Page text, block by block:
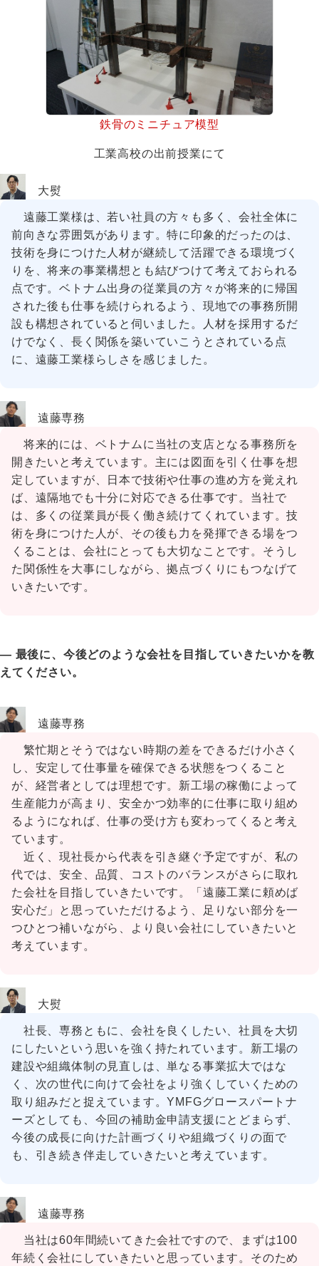
鉄骨のミニチュア模型
工業高校の出前授業にて
大熨
遠藤工業様は、若い社員の方々も多く、会社全体に
前向きな雰囲気があります。特に印象的だったのは、
技術を身につけた人材が継続して活躍できる環境づく
りを、将来の事業構想とも結びつけて考えておられる
点です。ベトナム出身の従業員の方々が将来的に帰国
された後も仕事を続けられるよう、現地での事務所開
設も構想されていると伺いました。人材を採用するだ
けでなく、長く関係を築いていこうとされている点
に、遠藤工業様らしさを感じました。
遠藤専務
将来的には、ベトナムに当社の支店となる事務所を
開きたいと考えています。主には図面を引く仕事を想
定していますが、日本で技術や仕事の進め方を覚えれ
ば、遠隔地でも十分に対応できる仕事です。当社で
は、多くの従業員が長く働き続けてくれています。技
術を身につけた人が、その後も力を発揮できる場をつ
くることは、会社にとっても大切なことです。そうし
た関係性を大事にしながら、拠点づくりにもつなげて
いきたいです。
― 最後に、今後どのような会社を目指していきたいかを教
えてください。
遠藤専務
繁忙期とそうではない時期の差をできるだけ小さく
し、安定して仕事量を確保できる状態をつくること
が、経営者としては理想です。新工場の稼働によって
生産能力が高まり、安全かつ効率的に仕事に取り組め
るようになれば、仕事の受け方も変わってくると考え
ています。
近く、現社長から代表を引き継ぐ予定ですが、私の
代では、安全、品質、コストのバランスがさらに取れ
た会社を目指していきたいです。「遠藤工業に頼めば
安心だ」と思っていただけるよう、足りない部分を一
つひとつ補いながら、より良い会社にしていきたいと
考えています。
大熨
社長、専務ともに、会社を良くしたい、社員を大切
にしたいという思いを強く持たれています。新工場の
建設や組織体制の見直しは、単なる事業拡大ではな
く、次の世代に向けて会社をより強くしていくための
取り組みだと捉えています。YMFGグロースパートナ
ーズとしても、今回の補助金申請支援にとどまらず、
今後の成長に向けた計画づくりや組織づくりの面で
も、引き続き伴走していきたいと考えています。
遠藤専務
当社は60年間続いてきた会社ですので、まずは100
年続く会社にしていきたいと思っています。そのため